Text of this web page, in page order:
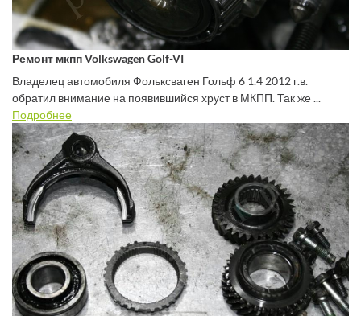
Ремонт мкпп Volkswagen Golf-VI
Владелец автомобиля Фольксваген Гольф 6 1.4 2012 г.в.
обратил внимание на появившийся хруст в МКПП. Так же ...
Подробнее